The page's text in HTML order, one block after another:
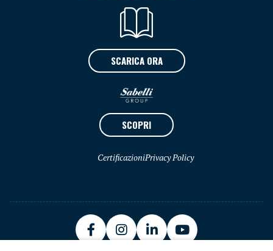
SCARICA ORA
SCOPRI
CertificazioniPrivacy Policy